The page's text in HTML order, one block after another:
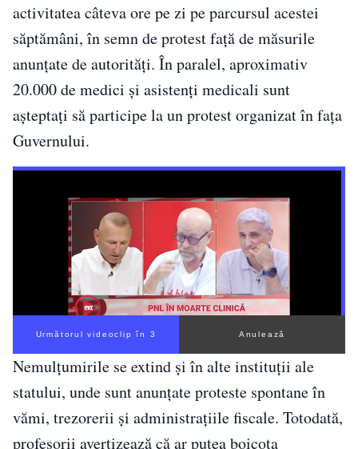
activitatea câteva ore pe zi pe parcursul acestei
săptămâni, în semn de protest față de măsurile
anunțate de autorități. În paralel, aproximativ
20.000 de medici și asistenți medicali sunt
așteptați să participe la un protest organizat în fața
Guvernului.
Următorul videoclip în 2 Anulează
Nemulțumirile se extind și în alte instituții ale
statului, unde sunt anunțate proteste spontane în
vămi, trezorerii și administrațiile fiscale. Totodată,
profesorii avertizează că ar putea boicota